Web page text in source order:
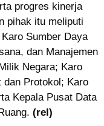
progres kinerja
pihak itu meliputi
Sumber Daya
dan Manajemen
Negara; Karo
dan Protokol; Karo
Kepala Pusat Data
(rel)